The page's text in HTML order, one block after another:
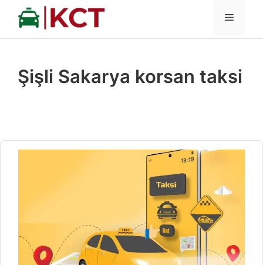
İçeriğe
MENÜ
Şişli Sakarya korsan taksi